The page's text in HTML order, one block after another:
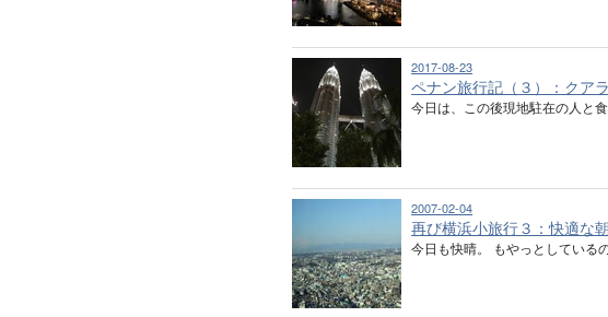
2017-08-23
ペナン旅行記（３）：クア
今日は、この後現地駐在の人と
2007-02-04
再び横浜小旅行３：快適な朝
今日も快晴。 もやっとしている